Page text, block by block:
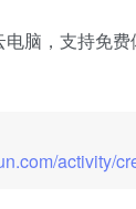
脑，支持免
activity/